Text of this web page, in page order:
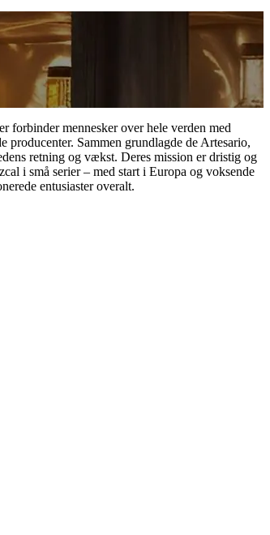
forbinder mennesker over hele verden med
producenter. Sammen grundlagde de Artesario,
retning og vækst. Deres mission er dristig og
i små serier – med start i Europa og voksende
entusiaster overalt.